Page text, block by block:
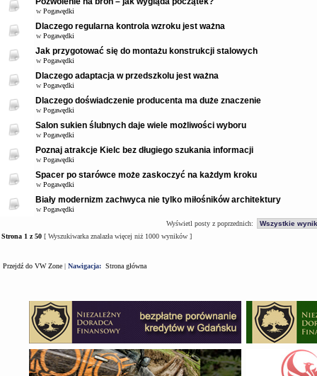
w Pogawędki
Dlaczego regularna kontrola wzroku jest ważna
w Pogawędki
Jak przygotować się do montażu konstrukcji stalowych
w Pogawędki
Dlaczego adaptacja w przedszkolu jest ważna
w Pogawędki
Dlaczego doświadczenie producenta ma duże znaczenie
w Pogawędki
Salon sukien ślubnych daje wiele możliwości wyboru
w Pogawędki
Poznaj atrakcje Kielc bez długiego szukania informacji
w Pogawędki
Spacer po starówce może zaskoczyć na każdym kroku
w Pogawędki
Biały modernizm zachwyca nie tylko miłośników architektury
w Pogawędki
Wyświetl posty z poprzednich:
Strona 1 z50 [ Wyszukiwarka znalazła więcej niż 1000 wyników ]
Przejdź do VW Zone | Nawigacja: Strona główna